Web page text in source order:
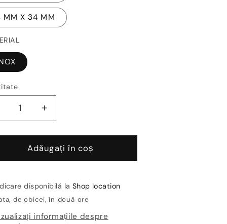
MM X 34 MM
Reduceți
Bagheta
nivel
Creșteți
cantitatea
pentru
Bagheta
inox
trecere
diferente
nivel
–
Adăugați în coș
disponibilă la Shop location
de obicei, în două ore
informațiile despre